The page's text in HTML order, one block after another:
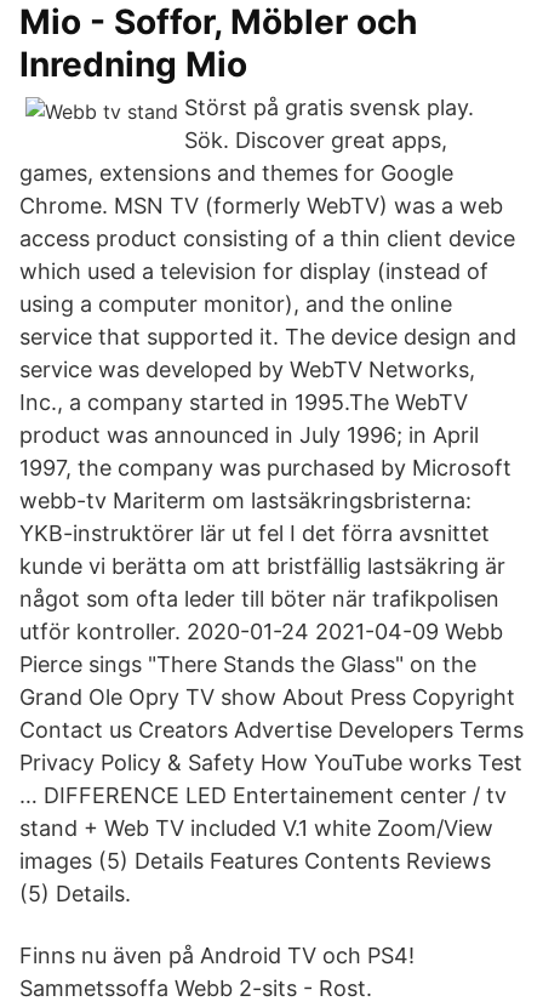
Mio - Soffor, Möbler och
Inredning Mio
Störst på gratis svensk play.
Sök. Discover great apps,
games, extensions and themes for Google
Chrome. MSN TV (formerly WebTV) was a web
access product consisting of a thin client device
which used a television for display (instead of
using a computer monitor), and the online
service that supported it. The device design and
service was developed by WebTV Networks,
Inc., a company started in 1995.The WebTV
product was announced in July 1996; in April
1997, the company was purchased by Microsoft
webb-tv Mariterm om lastsäkringsbristerna:
YKB-instruktörer lär ut fel I det förra avsnittet
kunde vi berätta om att bristfällig lastsäkring är
något som ofta leder till böter när trafikpolisen
utför kontroller. 2020-01-24 2021-04-09 Webb
Pierce sings "There Stands the Glass" on the
Grand Ole Opry TV show About Press Copyright
Contact us Creators Advertise Developers Terms
Privacy Policy & Safety How YouTube works Test
… DIFFERENCE LED Entertainement center / tv
stand + Web TV included V.1 white Zoom/View
images (5) Details Features Contents Reviews
(5) Details.
Finns nu även på Android TV och PS4!
Sammetssoffa Webb 2-sits - Rost.